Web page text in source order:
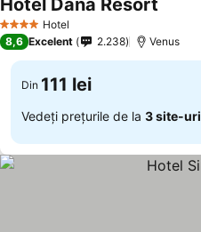
4 Stele Hotel
Hotel Dana Resort
8,6 Excelent 2.238 Venus
Din 111 lei
Vedeți prețurile de la 3 site-uri